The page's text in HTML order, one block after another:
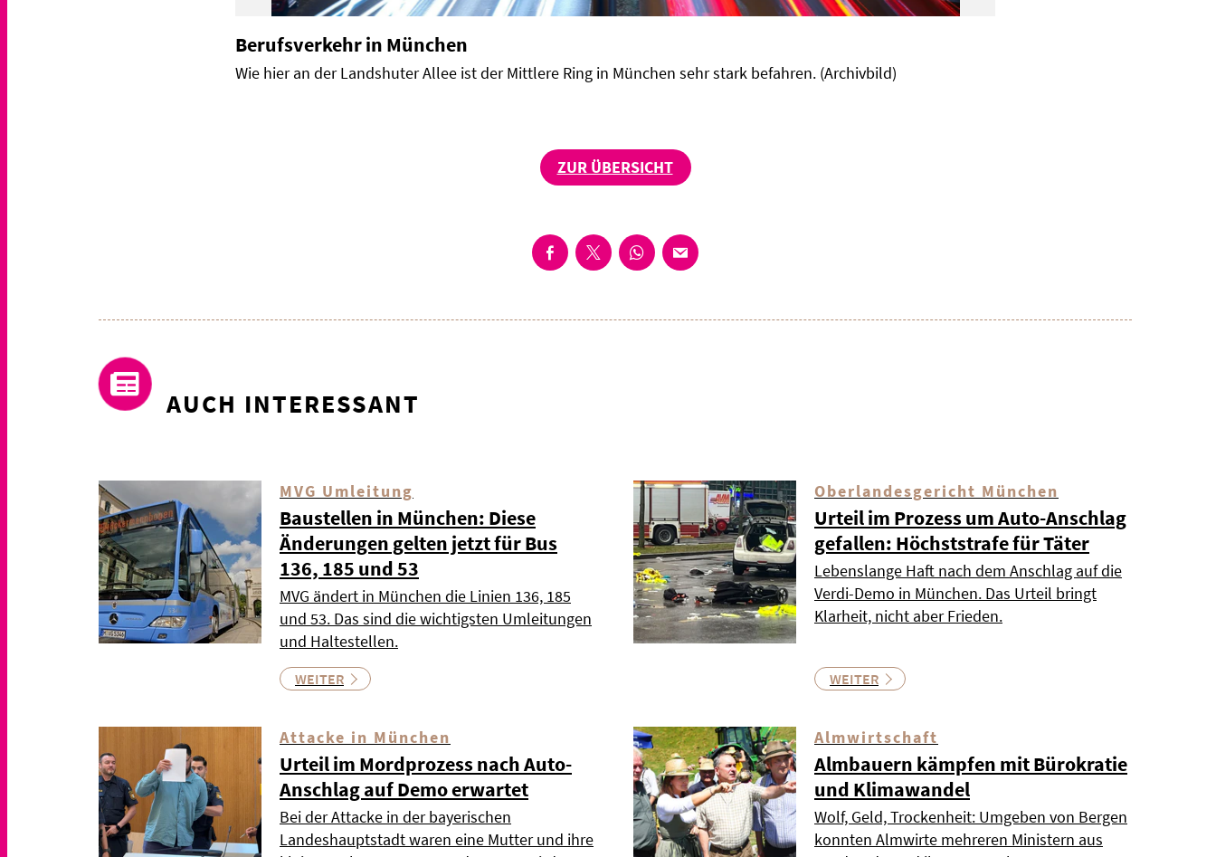
Berufsverkehr in München
Wie hier an der Landshuter Allee ist der Mittlere Ring in München sehr stark befahren. (Archivbild)
ZUR ÜBERSICHT
AUCH INTERESSANT
MVG Umleitung
Baustellen in München: Diese
Änderungen gelten jetzt für Bus
136, 185 und 53
MVG ändert in München die Linien 136, 185
und 53. Das sind die wichtigsten Umleitungen
und Haltestellen.
WEITER
Oberlandesgericht München
Urteil im Prozess um Auto-Anschlag
gefallen: Höchststrafe für Täter
Lebenslange Haft nach dem Anschlag auf die
Verdi-Demo in München. Das Urteil bringt
Klarheit, nicht aber Frieden.
WEITER
Attacke in München
Urteil im Mordprozess nach Auto-
Anschlag auf Demo erwartet
Bei der Attacke in der bayerischen
Landeshauptstadt waren eine Mutter und ihre
Almwirtschaft
Almbauern kämpfen mit Bürokratie
und Klimawandel
Wolf, Geld, Trockenheit: Umgeben von Bergen
konnten Almwirte mehreren Ministern aus